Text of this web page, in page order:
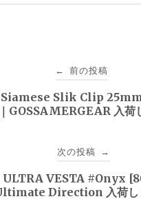
← 前の投稿
Slik Clip
GOSSAMERGEAR 入荷
次の投稿 →
ULTRA VESTA #Onyx
Direction 入荷し